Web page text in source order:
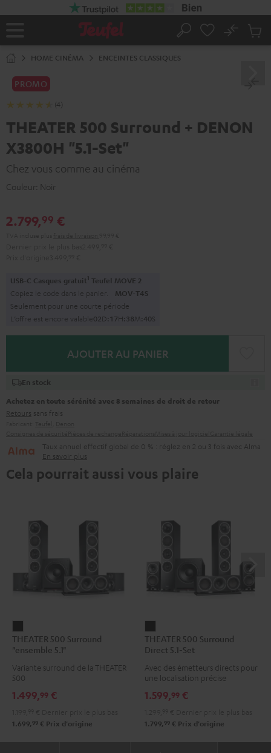
Page
Rechercher
No
HOME CINÉMA ENCEINTES CLASSIQUES
PROMO
(4)
THEATER 500 Surround + DENON
X3800H "5.1-Set"
Chez vous comme au cinéma
Couleur: Noir
2.799,99 €
USB-C Casques gratuit1 Teufel MOVE 2
Copiez le code dans le panier. MOV-T4S
Seulement pour une courte période
L’offre est encore valable02D:17H: 38M:39S
AJOUTER AU PANIER
En stock
Achetez en toute sérénité avec 8 semaines de droit de retour
Retours sans frais
Taux annuel effectif global de 0 % : réglez en 2 ou 3 fois avec Alma
En savoir plus
Cela pourrait aussi vous plaire
500
Surround
"ensemble
Noir
THEATER 500 Surround
"ensemble 5.1"
Variante surround de la THEATER
500
1.499,99 €
1.699, 99 € Prix d'origine
500
Surround
Direct
Set
THEATER 500 Surround
Direct 5.1-Set
Avec des émetteurs directs pour
une localisation précise
1.599,99 €
1.799, 99 € Prix d'origine